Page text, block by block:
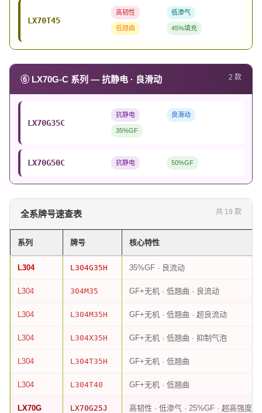
LX70T45
高韧性 低渗气
低翘曲 45%填充
⑥ LX70G-C 系列 — 抗静电 · 良滑动 2 款
LX70G35C
抗静电 良滑动
35%GF
LX70G50C 抗静电 50%GF
全系牌号速查表 共 19 款
系列 牌号 核心特性
L304 L304G35H 35%GF · 良流动
L304 304M35 GF+无机 · 低翘曲 · 良流动
L304 L304M35H GF+无机 · 低翘曲 · 超良流动
L304 L304X35H GF+无机 · 低翘曲 · 抑制气泡
L304 L304T35H GF+无机 · 低翘曲
L304 L304T40 GF+无机 · 低翘曲
LX70G LX70G25J 高韧性 · 低渗气 · 25%GF · 超高强度